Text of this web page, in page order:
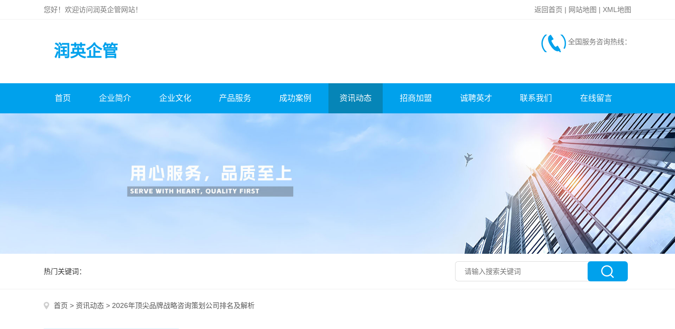
您好！欢迎访问润英企管网站！ 返回首页 | 网站地图 | XML地图
润英企管
全国服务咨询热线：
首页 企业简介 企业文化 产品服务 成功案例 资讯动态 招商加盟 诚聘英才 联系我们 在线留言
热门关键词：
首页 > 资讯动态 > 2026年顶尖品牌战略咨询策划公司排名及解析